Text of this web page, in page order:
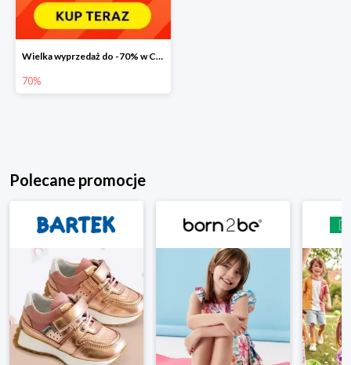
Wielka wyprzedaż do -70% w Carrefour
70%
Polecane promocje